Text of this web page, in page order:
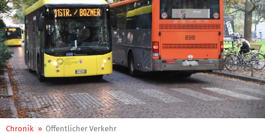
Chronik » Öffentlicher Verkehr